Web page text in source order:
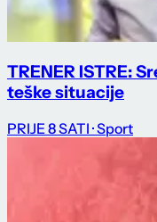
TRENER ISTRE:
teške situacije
PRIJE 8 SATI · Sport